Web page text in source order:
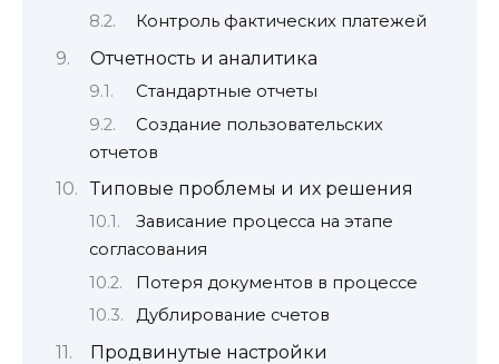
Контроль фактических платежей
Отчетность и аналитика
Стандартные отчеты
Создание пользовательских
отчетов
Типовые проблемы и их решения
Зависание процесса на этапе
согласования
Потеря документов в процессе
Дублирование счетов
Продвинутые настройки